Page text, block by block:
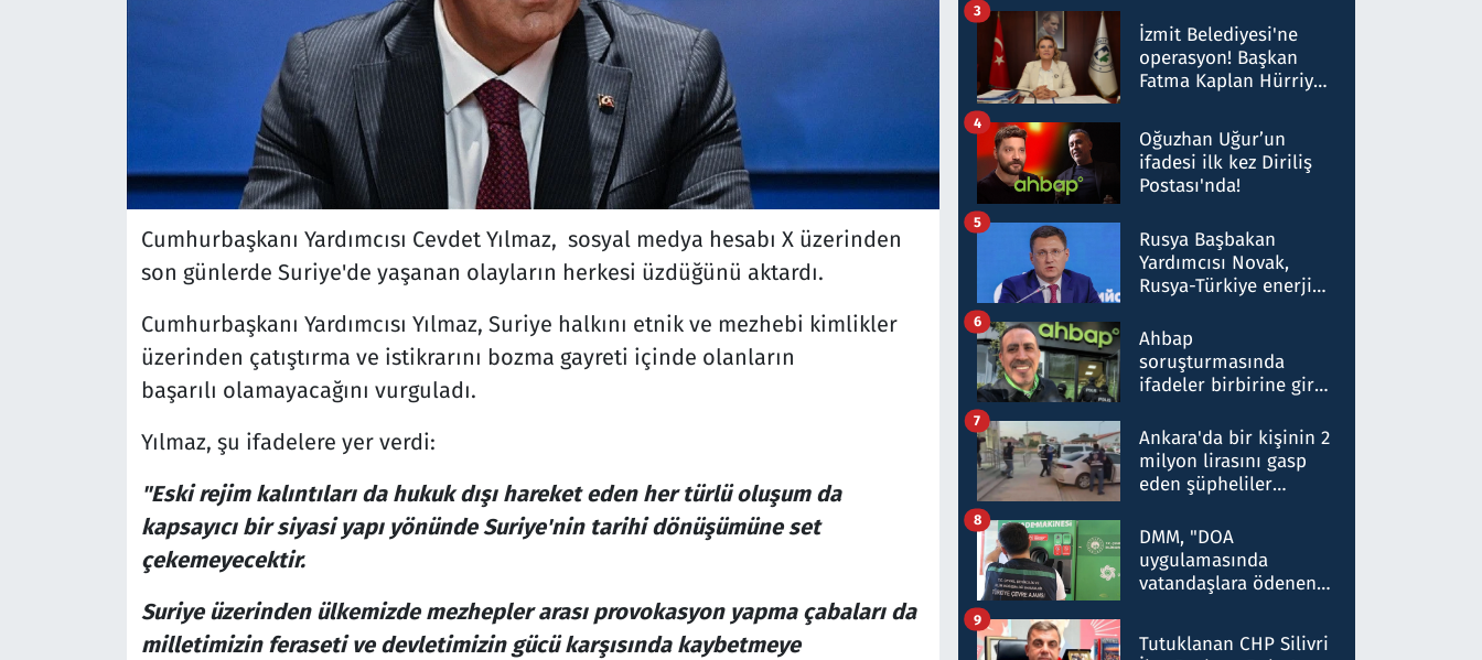
Cumhurbaşkanı Yardımcısı Cevdet Yılmaz, sosyal medya hesabı X üzerinden
son günlerde Suriye'de yaşanan olayların herkesi üzdüğünü aktardı.
Cumhurbaşkanı Yardımcısı Yılmaz, Suriye halkını etnik ve mezhebi kimlikler
üzerinden çatıştırma ve istikrarını bozma gayreti içinde olanların
başarılı olamayacağını vurguladı.
Yılmaz, şu ifadelere yer verdi:
"Eski rejim kalıntıları da hukuk dışı hareket eden her türlü oluşum da
kapsayıcı bir siyasi yapı yönünde Suriye'nin tarihi dönüşümüne set
çekemeyecektir.
Suriye üzerinden ülkemizde mezhepler arası provokasyon yapma çabaları da
milletimizin feraseti ve devletimizin gücü karşısında kaybetmeye
Milyar liralık para
trafiği tespit edildi
İzmit Belediyesi'ne
operasyon! Başkan
Fatma Kaplan Hürriyet
3
Oğuzhan Uğur’un
ifadesi ilk kez Diriliş
Postası'nda!
4
Rusya Başbakan
Yardımcısı Novak,
Rusya-Türkiye enerji
nitelikte olduğunu
belirtti
5
Ahbap
soruşturmasında
ifadeler birbirine girdi:
ifadelerinden ortaya
çıkan tablo şok etti
6
Ankara'da bir kişinin 2
milyon lirasını gasp
eden şüpheliler
7
DMM, "DOA
uygulamasında
vatandaşlara ödenen
düşürüldüğü" iddiasını
yalanladı
8
Tutuklanan CHP Silivri
9